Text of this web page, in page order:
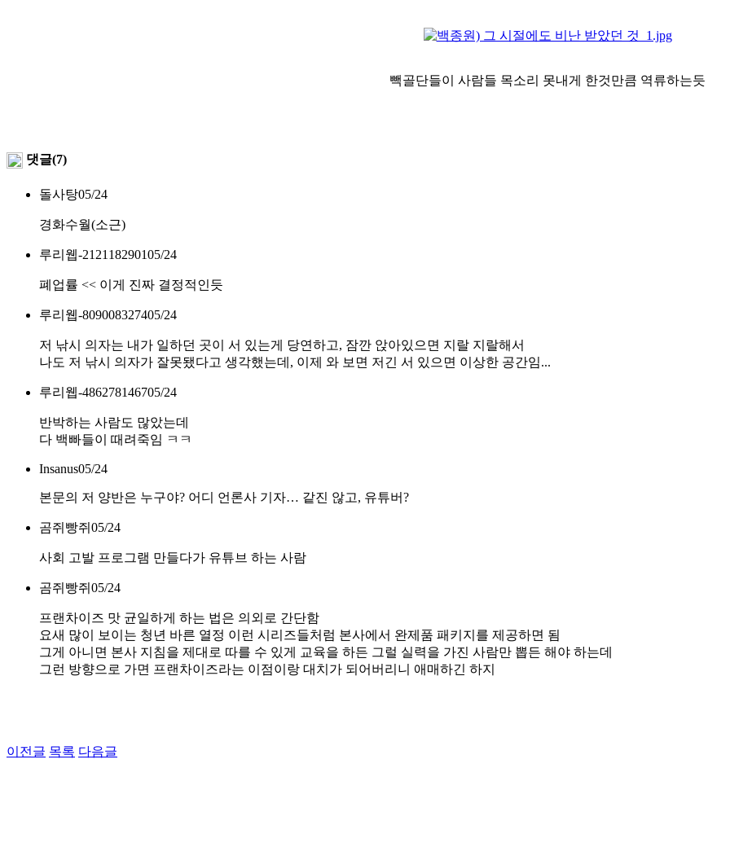
빽골단들이 사람들 목소리 못내게 한것만큼 역류하는듯
댓글(7)
돌사탕05/24
경화수월(소근)
루리웹-212118290105/24
폐업률 << 이게 진짜 결정적인듯
루리웹-809008327405/24
저 낚시 의자는 내가 일하던 곳이 서 있는게 당연하고, 잠깐 앉아있으면 지랄 지랄해서
나도 저 낚시 의자가 잘못됐다고 생각했는데, 이제 와 보면 저긴 서 있으면 이상한 공간임...
루리웹-486278146705/24
반박하는 사람도 많았는데
다 백빠들이 때려죽임 ㅋㅋ
Insanus05/24
본문의 저 양반은 누구야? 어디 언론사 기자… 같진 않고, 유튜버?
곰쥐빵쥐 05/24
사회 고발 프로그램 만들다가 유튜브 하는 사람
곰쥐빵쥐 05/24
프랜차이즈 맛 균일하게 하는 법은 의외로 간단함
요새 많이 보이는 청년 바른 열정 이런 시리즈들처럼 본사에서 완제품 패키지를 제공하면 됨
그게 아니면 본사 지침을 제대로 따를 수 있게 교육을 하든 그럴 실력을 가진 사람만 뽑든 해야 하는데
그런 방향으로 가면 프랜차이즈라는 이점이랑 대치가 되어버리니 애매하긴 하지
이전글 목록 다음글